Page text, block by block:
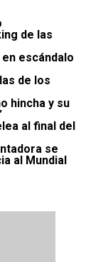
de las
escándalo
de los
hincha y su
al final del
se
al Mundial